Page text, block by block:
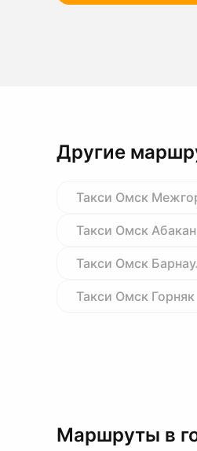
Другие
Такси Омск
Такси Омск Абакан
Такси Омск
Такси Омск Горняк
Маршруты в